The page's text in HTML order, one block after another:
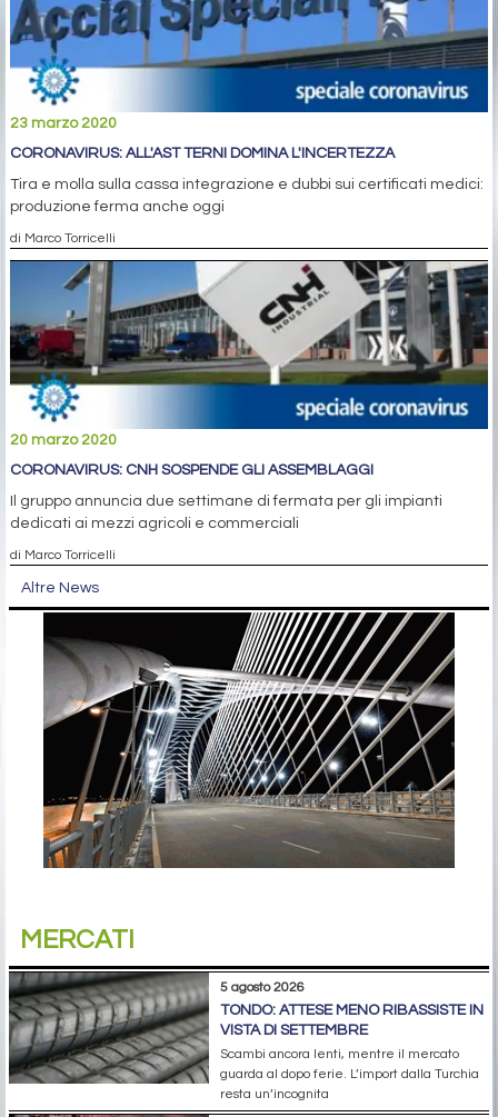
23 marzo 2020
CORONAVIRUS: ALL'AST TERNI DOMINA L'INCERTEZZA
Tira e molla sulla cassa integrazione e dubbi sui certificati medici:
produzione ferma anche oggi
di Marco Torricelli
20 marzo 2020
CORONAVIRUS: CNH SOSPENDE GLI ASSEMBLAGGI
Il gruppo annuncia due settimane di fermata per gli impianti
dedicati ai mezzi agricoli e commerciali
di Marco Torricelli
Altre News
MERCATI
5 agosto 2026
TONDO: ATTESE MENO RIBASSISTE IN
VISTA DI SETTEMBRE
Scambi ancora lenti, mentre il mercato
guarda al dopo ferie. L’import dalla Turchia
resta un’incognita